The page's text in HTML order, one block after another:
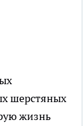
шерстяных
жизнь